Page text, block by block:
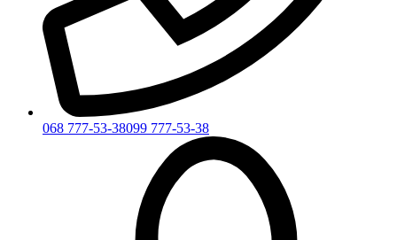
068 777-53-38099 777-53-38